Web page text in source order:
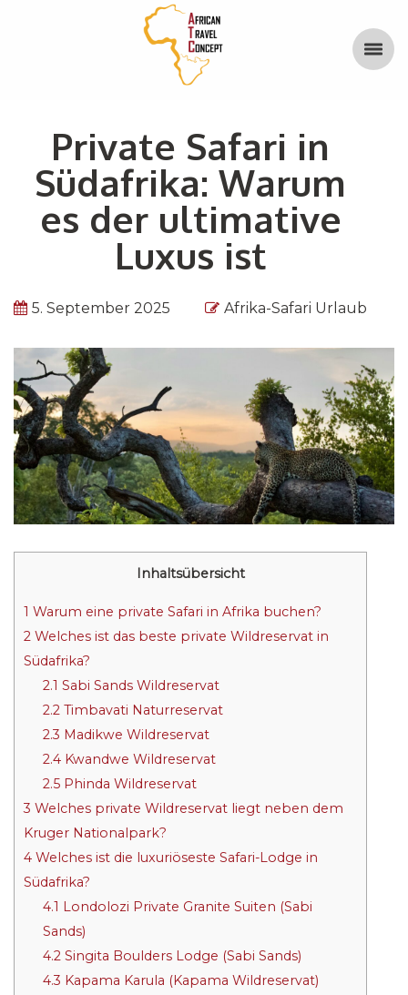
Private Safari in
Südafrika: Warum
es der ultimative
Luxus ist
5. September 2025 Afrika-Safari Urlaub
Inhaltsübersicht
1 Warum eine private Safari in Afrika buchen?
2 Welches ist das beste private Wildreservat in
Südafrika?
2.1 Sabi Sands Wildreservat
2.2 Timbavati Naturreservat
2.3 Madikwe Wildreservat
2.4 Kwandwe Wildreservat
2.5 Phinda Wildreservat
3 Welches private Wildreservat liegt neben dem
Kruger Nationalpark?
4 Welches ist die luxuriöseste Safari-Lodge in
Südafrika?
4.1 Londolozi Private Granite Suiten (Sabi
Sands)
4.2 Singita Boulders Lodge (Sabi Sands)
4.3 Kapama Karula (Kapama Wildreservat)